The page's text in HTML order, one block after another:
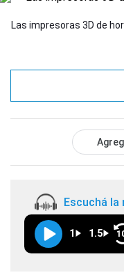
Las impresoras 3D de
Escuchá
1 1.5